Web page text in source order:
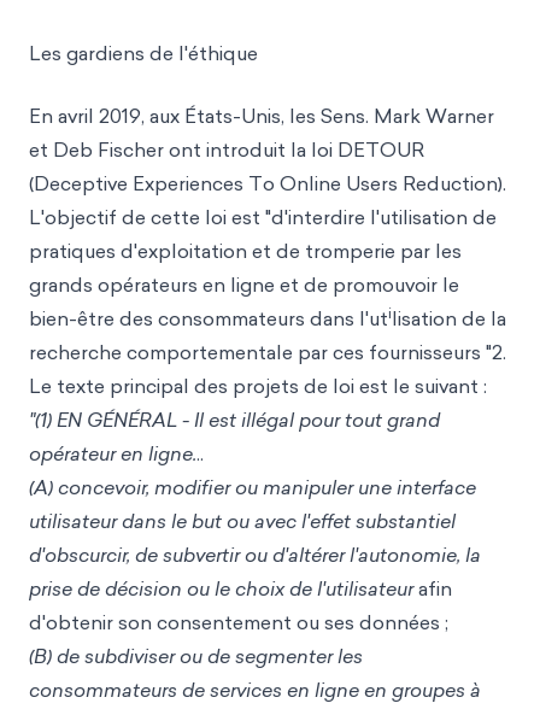
Les gardiens de l'éthique
En avril 2019, aux États-Unis, les Sens. Mark Warner
et Deb Fischer ont introduit la loi DETOUR
(Deceptive Experiences To Online Users Reduction).
L'objectif de cette loi est "d'interdire l'utilisation de
pratiques d'exploitation et de tromperie par les
grands opérateurs en ligne et de promouvoir le
bien-être des consommateurs dans l'utilisation de la
recherche comportementale par ces fournisseurs "2.
Le texte principal des projets de loi est le suivant :
"(1) EN GÉNÉRAL - Il est illégal pour tout grand
opérateur en ligne...
(A) concevoir, modifier ou manipuler une interface
utilisateur dans le but ou avec l'effet substantiel
d'obscurcir, de subvertir ou d'altérer l'autonomie, la
prise de décision ou le choix de l'utilisateurafin
d'obtenir son consentement ou ses données ;
(B) de subdiviser ou de segmenter les
consommateurs de services en ligne en groupes à